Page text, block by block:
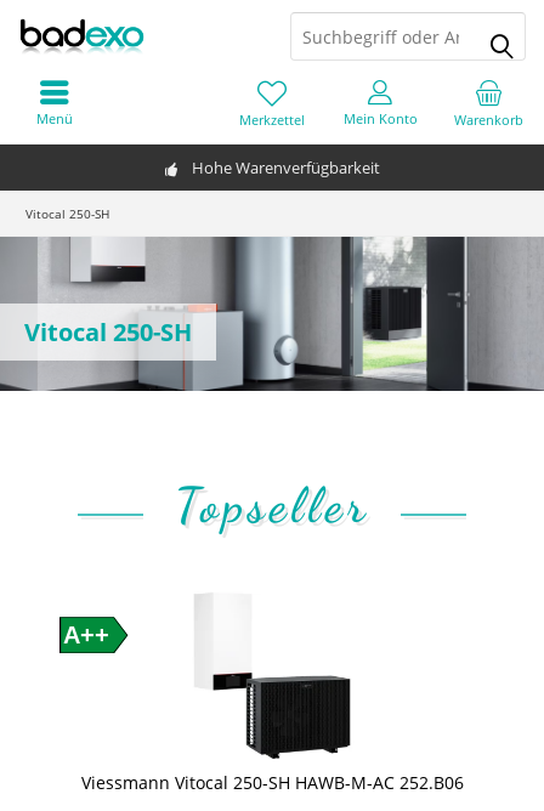
Hohe Warenverfügbarkeit
Warenkorb
Merkzettel Mein Konto
Menü
Vitocal 250-SH
Vitocal 250-SH
Topseller
A++
Viessmann Vitocal 250-SH HAWB-M-AC 252.B06